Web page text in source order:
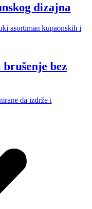
dizajna
asortiman kupaonskih i
bez
da izdrže i